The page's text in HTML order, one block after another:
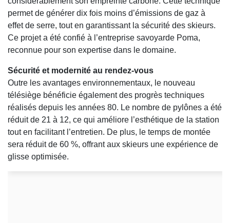
permet de générer dix fois moins d’émissions de gaz à
effet de serre, tout en garantissant la sécurité des skieurs.
Ce projet a été confié à l’entreprise savoyarde Poma,
reconnue pour son expertise dans le domaine.
Sécurité et modernité au rendez-vous
Outre les avantages environnementaux, le nouveau
télésiège bénéficie également des progrès techniques
réalisés depuis les années 80. Le nombre de pylônes a été
réduit de 21 à 12, ce qui améliore l’esthétique de la station
tout en facilitant l’entretien. De plus, le temps de montée
sera réduit de 60 %, offrant aux skieurs une expérience de
glisse optimisée.